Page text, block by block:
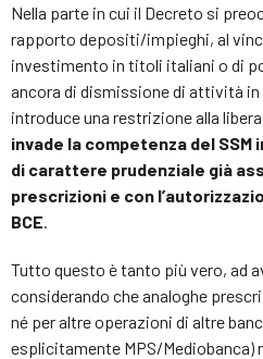
Nella parte in cui il Decreto si
rapporto depositi/impieghi, al
investimento in titoli italiani o di
ancora di dismissione di attività in
introduce una restrizione alla
invade la competenza del
di carattere prudenziale già
prescrizioni e con
BCE.
Tutto questo è tanto più vero, ad
considerando che analoghe
né per altre operazioni di altre
esplicitamente MPS/Mediobanca)